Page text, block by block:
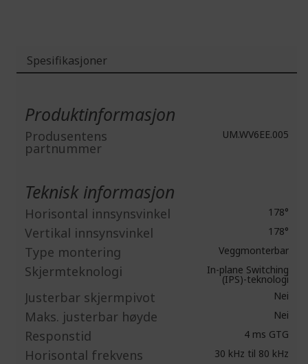
Spesifikasjoner
Produktinformasjon
Produsentens
partnummer
UM.WV6EE.005
Teknisk informasjon
Horisontal innsynsvinkel 178°
Vertikal innsynsvinkel 178°
Type montering Veggmonterbar
Skjermteknologi In-plane Switching
(IPS)-teknologi
Justerbar skjermpivot Nei
Maks. justerbar høyde Nei
Responstid 4 ms GTG
Horisontal frekvens 30 kHz til 80 kHz